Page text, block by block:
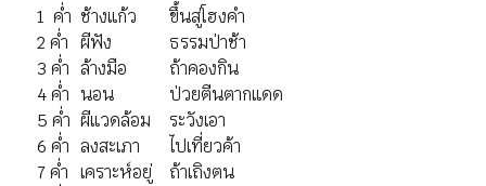
1 ค่ำ ช้างแก้ว
ขึ้นสู่โฮงคำ
2 ค่ำ ผีฟัง
ธรรมป่าช้า
3 ค่ำ ล้างมือ
ถ้าคองกิน
4 ค่ำ นอน
ป่วยตีนตากแดด
5 ค่ำ ผีแวดล้อม
ระวังเอา
6 ค่ำ ลงสะเภา
ไปเที่ยวค้า
7 ค่ำ เคราะห์อยู่
ถ้าเถิงตน